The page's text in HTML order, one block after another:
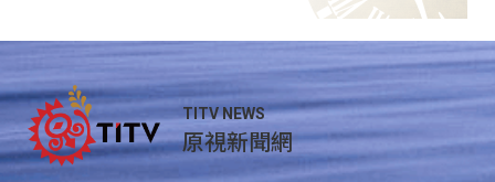
TITV NEWS
原視新聞網